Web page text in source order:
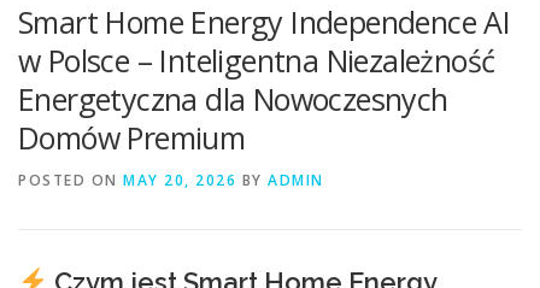
SMART DOM AI – AUTOMATYKA, INTELIGENTNE
BLOG KONTAKT
Smart Home Energy Independence AI
w Polsce – Inteligentna Niezależność
Energetyczna dla Nowoczesnych
Domów Premium
POSTED ON MAY 20, 2026 BY ADMIN